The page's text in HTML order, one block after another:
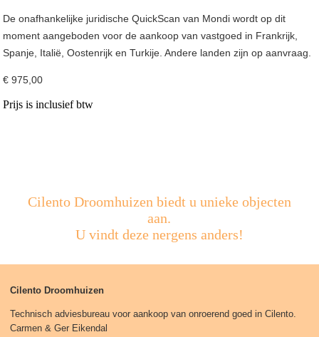
De onafhankelijke juridische QuickScan van Mondi wordt op dit
moment aangeboden voor de aankoop van vastgoed in Frankrijk,
Spanje, Italië, Oostenrijk en Turkije. Andere landen zijn op aanvraag.
€ 975,00
Prijs is inclusief btw
Cilento Droomhuizen biedt u unieke objecten
aan.
U vindt deze nergens anders!
Cilento Droomhuizen
Technisch adviesbureau voor aankoop van onroerend goed in Cilento.
Carmen & Ger Eikendal